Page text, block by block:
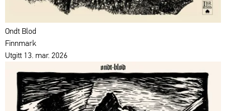
Ondt Blod
Finnmark
Utgitt 13. mar. 2026